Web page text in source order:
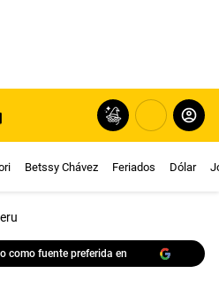
Betssy Chávez Feriados Dólar
como fuente preferida en